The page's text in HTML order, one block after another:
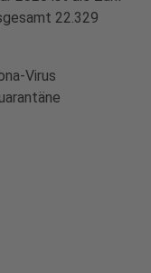
22.329
Virus